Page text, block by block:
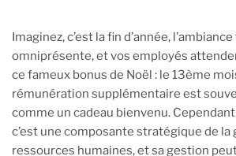
Imaginez, c’est la fin d’année,
omniprésente, et vos employés
ce fameux bonus de Noël : le 13ème
rémunération supplémentaire est
comme un cadeau bienvenu.
c’est une composante stratégique de la
ressources humaines, et sa gestion